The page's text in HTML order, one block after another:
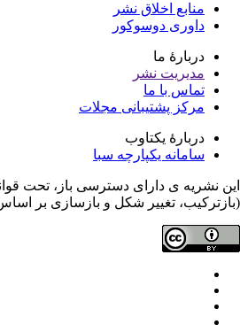
منابع اخلاق نشر
داوری دوسوکور
دربارۀ ما
مدیریت نشر
تماس با ما
مرکز پشتیبانی مجلات
دربارۀ یکتاوب
سامانه یکپارچه سبا
(بازترکیب، تغییر شکل و بازسازی بر